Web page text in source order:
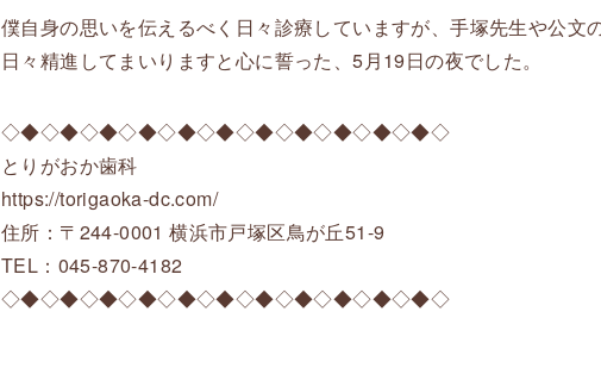
僕自身の思いを伝えるべく日々診療していますが、手塚先生や公文
日々精進してまいりますと心に誓った、5月19日の夜でした。
◇◆◇◆◇◆◇◆◇◆◇◆◇◆◇◆◇◆◇◆◇◆◇
とりがおか歯科
https://torigaoka-dc.com/
住所：〒244-0001 横浜市戸塚区鳥が丘51-9
TEL：045-870-4182
◇◆◇◆◇◆◇◆◇◆◇◆◇◆◇◆◇◆◇◆◇◆◇